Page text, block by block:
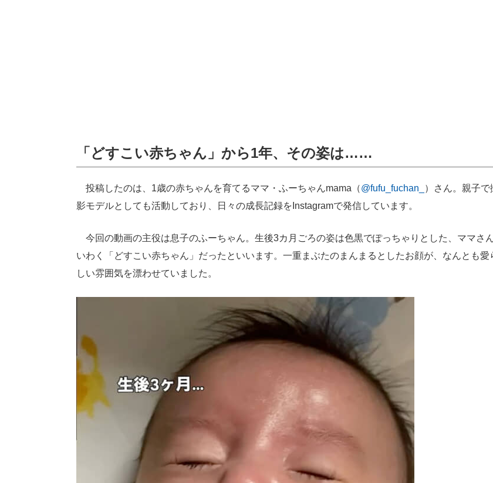
「どすこい赤ちゃん」から1年、その姿は……
投稿したのは、1歳の赤ちゃんを育てるママ・ふーちゃんmama（@fufu_fuchan_
）さん。親子で
影モデルとしても活動しており、日々の成長記録をInstagramで発信しています。
今回の動画の主役は息子のふーちゃん。生後3カ月ごろの姿は色黒でぽっちゃりとした、ママさ
いわく「どすこい赤ちゃん」だったといいます。一重まぶたのまんまるとしたお顔が、なんとも愛
しい雰囲気を漂わせていました。